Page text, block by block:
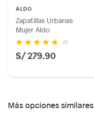
ALDO
Zapatillas Urbanas
Mujer Aldo
(5)
S/ 279.90
Más opciones similares